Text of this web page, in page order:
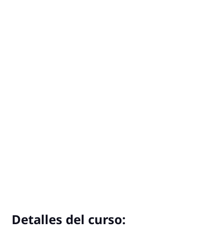
Detalles del curso: